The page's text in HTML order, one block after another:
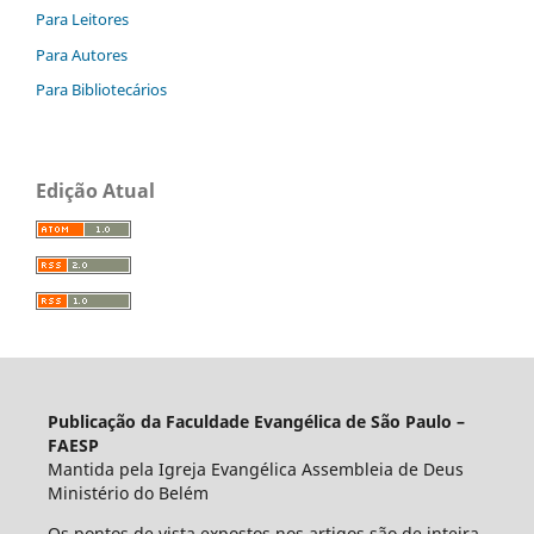
Para Leitores
Para Autores
Para Bibliotecários
Edição Atual
Publicação da Faculdade Evangélica de São Paulo –
FAESP
Mantida pela Igreja Evangélica Assembleia de Deus
Ministério do Belém